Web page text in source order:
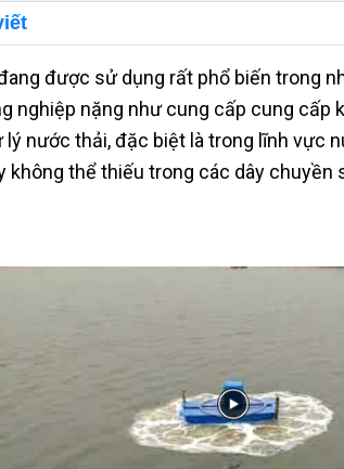
được sử dụng rất phổ biến trong
nghiệp nặng như cung cấp cung cấp
nước thải, đặc biệt là trong lĩnh vực
không thể thiếu trong các dây chuyền